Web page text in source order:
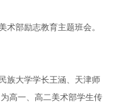
术部励志教育主题班会。
族大学学长王涵、天津师
高一、高二美术部学生传